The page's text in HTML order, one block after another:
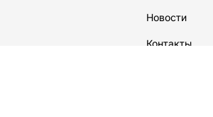
Новости
Контакты